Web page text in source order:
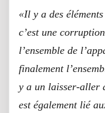
«Il y a des
c’est une
l’ensemble de
finalement
y a un laisser-aller
est également lié